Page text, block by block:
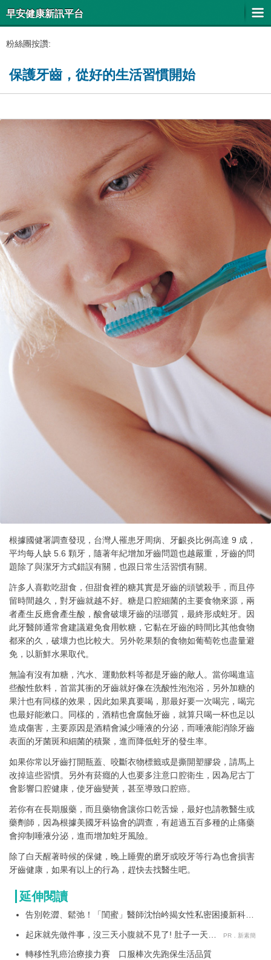
早安健康新訊平台
粉絲團按讚:
保護牙齒，從好的生活習慣開始
根據國健署調查發現，台灣人罹患牙周病、牙齦炎比例高達 9 成，
平均每人缺 5.6 顆牙，隨著年紀增加牙齒問題也越嚴重，牙齒的問
題除了與潔牙方式錯誤有關，也跟日常生活習慣有關。
許多人喜歡吃甜食，但甜食裡的糖其實是牙齒的頭號殺手，而且停
留時間越久，對牙齒就越不好。糖是口腔細菌的主要食物來源，兩
者產生反應會產生酸，酸會破壞牙齒的琺瑯質，最終形成蛀牙。因
此牙醫師通常會建議避免食用軟糖，它黏在牙齒的時間比其他食物
都來的久，破壞力也比較大。另外乾果類的食物如葡萄乾也盡量避
免，以新鮮水果取代。
無論有沒有加糖，汽水、運動飲料等都是牙齒的敵人。當你喝進這
些酸性飲料，首當其衝的牙齒就好像在洗酸性泡泡浴，另外加糖的
果汁也有同樣的效果，因此如果真要喝，那最好要一次喝完，喝完
也最好能漱口。同樣的，酒精也會腐蝕牙齒，就算只喝一杯也足以
造成傷害，主要原因是酒精會減少唾液的分泌，而唾液能消除牙齒
表面的牙菌斑和細菌的積聚，進而降低蛀牙的發生率。
如果你常以牙齒打開瓶蓋、咬斷衣物標籤或是撕開塑膠袋，請馬上
改掉這些習慣。另外有菸癮的人也要多注意口腔衛生，因為尼古丁
會影響口腔健康，使牙齒變黃，甚至導致口腔癌。
若你有在長期服藥，而且藥物會讓你口乾舌燥，最好也請教醫生或
藥劑師，因為根據美國牙科協會的調查，有超過五百多種的止痛藥
會抑制唾液分泌，進而增加蛀牙風險。
除了白天醒著時候的保健，晚上睡覺的磨牙或咬牙等行為也會損害
牙齒健康，如果有以上的行為，趕快去找醫生吧。
延伸閱讀
告別乾澀、鬆弛！「閨蜜」醫師沈怡岒揭女性私密困擾新科技
起床就先做件事，沒三天小腹就不見了! 肚子一天天
PR．新素簡
轉移性乳癌治療接力賽 口服棒次先跑保生活品質